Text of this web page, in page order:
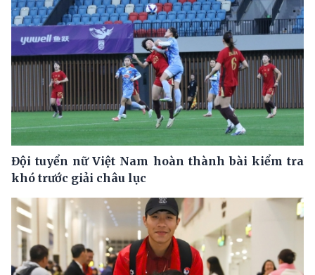
Đội tuyển nữ Việt Nam hoàn thành bài kiểm tra
khó trước giải châu lục